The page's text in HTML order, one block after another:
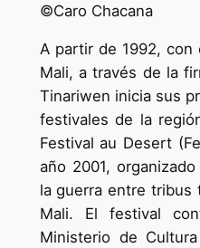
©Caro Chacana
A partir de 1992, con
Mali, a través de la
Tinariwen inicia sus
festivales de la
Festival au Desert
año 2001,
la guerra entre tribus
Mali. El festival
Ministerio de